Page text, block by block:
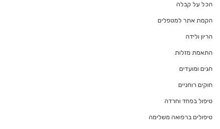
הכל על קבלה
הקמת אתר למטפלים
הריון ולידה
התאמת מזלות
חגים ומועדים
חוקים רוחניים
טיפול בפחד וחרדה
טיפולים ברפואה משלימה